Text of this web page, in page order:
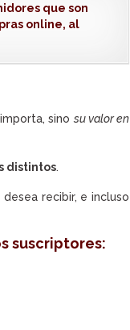
que son
online, al
sinosu valor en
distintos.
recibir, e incluso
suscriptores: